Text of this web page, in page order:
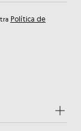
Política de